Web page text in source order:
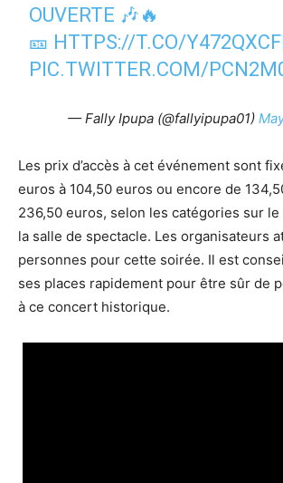
OUVERTE 🎶🔥
🎫 HTTPS://T.CO/
PIC.TWITTER.COM/
— Fally Ipupa (@fallyipupa01)
Les prix d’accès à cet événement sont
euros à 104,50 euros ou encore de
236,50 euros, selon les catégories sur
la salle de spectacle. Les organisateurs
personnes pour cette soirée. Il est
ses places rapidement pour être sûr de
à ce concert historique.